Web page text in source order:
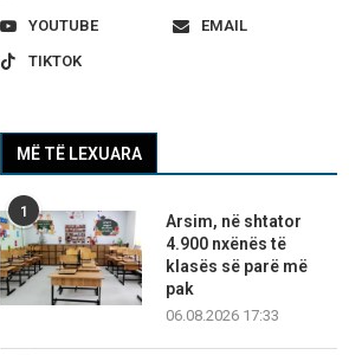
YOUTUBE
EMAIL
TIKTOK
MË TË LEXUARA
1
Arsim, në shtator
4.900 nxënës të
klasës së parë më
pak
06.08.2026 17:33